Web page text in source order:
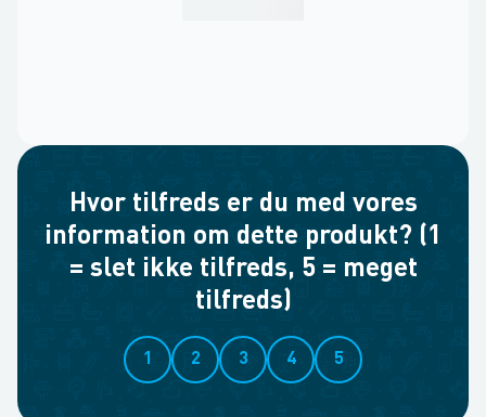
Hvor tilfreds er du med vores
information om dette produkt? (1
= slet ikke tilfreds, 5 = meget
tilfreds)
1 2 3 4 5